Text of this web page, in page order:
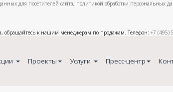
для посетителей сайта, политикой обработки персональных
обращайтесь к нашим менеджерам по продажам. Телефон: +7 (495)
Проекты Услуги Пресс-центр